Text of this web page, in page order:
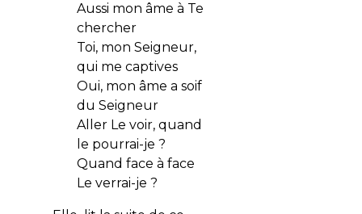
Aussi mon âme à Te
chercher
Toi, mon Seigneur,
qui me captives
Oui, mon âme a soif
du Seigneur
Aller Le voir, quand
le pourrai-je ?
Quand face à face
Le verrai-je ?